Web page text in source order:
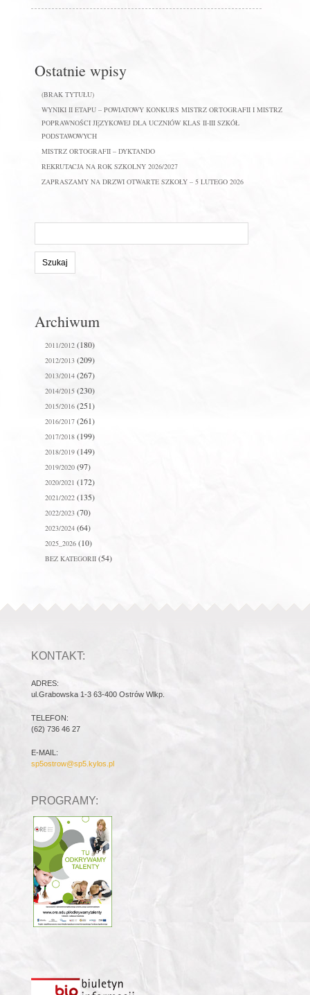
Ostatnie wpisy
(BRAK TYTUŁU)
WYNIKI II ETAPU – POWIATOWY KONKURS MISTRZ ORTOGRAFII I MISTRZ
POPRAWNOŚCI JĘZYKOWEJ DLA UCZNIÓW KLAS II-III SZKÓŁ
PODSTAWOWYCH
MISTRZ ORTOGRAFII – DYKTANDO
REKRUTACJA NA ROK SZKOLNY 2026/2027
ZAPRASZAMY NA DRZWI OTWARTE SZKOŁY – 5 LUTEGO 2026
stronie:
Archiwum
2011/2012(180)
2012/2013(209)
2013/2014(267)
2014/2015(230)
2015/2016(251)
2016/2017(261)
2017/2018(199)
2018/2019(149)
2019/2020(97)
2020/2021 (172)
2021/2022(135)
2022/2023(70)
2023/2024(64)
2025_2026(10)
BEZ KATEGORII(54)
KONTAKT:
ADRES:
ul.Grabowska 1-3 63-400 Ostrów Wlkp.
TELEFON:
(62) 736 46 27
E-MAIL:
sp5ostrow@sp5.kylos.pl
PROGRAMY: